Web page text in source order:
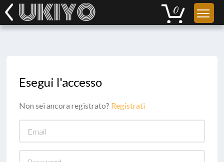
Esegui l'accesso
Non sei ancora registrato? Registrati